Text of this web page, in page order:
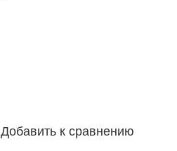
Добавить к сравнению